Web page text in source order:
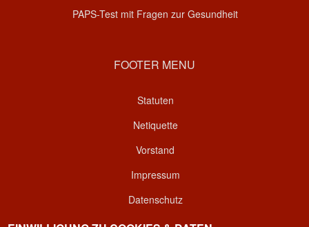
PAPS-Test mit Fragen zur Gesundheit
FOOTER MENU
Statuten
Netiquette
Vorstand
Impressum
Datenschutz
Kontakt